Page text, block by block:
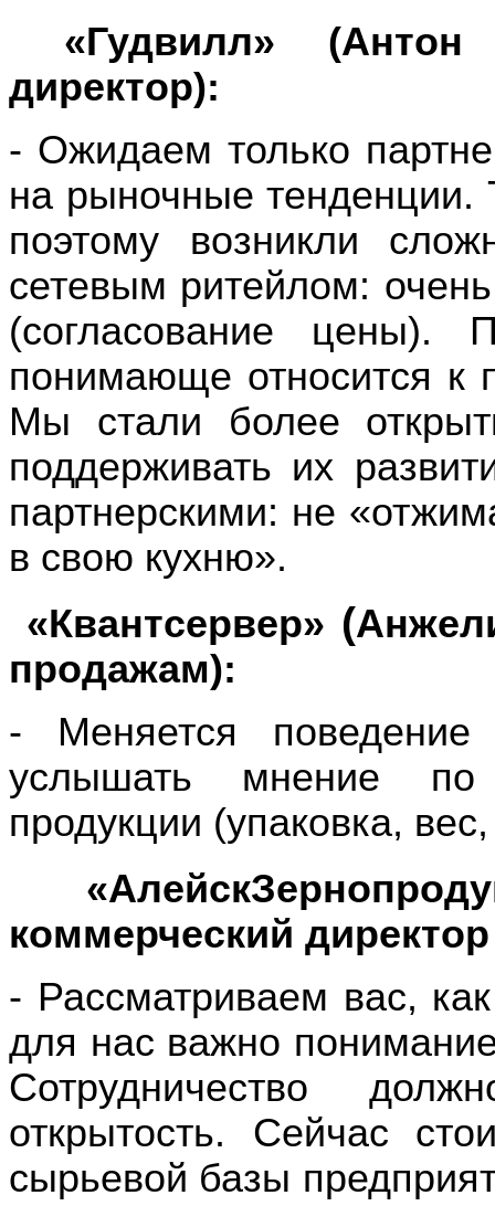
«Гудвилл»
директор):
- Ожидаем только
на рыночные
поэтому возникли
сетевым ритейлом:
(согласование
понимающе относится к
Мы стали более
поддерживать их
партнерскими: не
в свою кухню».
«Квантсервер» (
продажам):
- Меняется поведение
услышать мнение
продукции (упаковка,
коммерческий
- Рассматриваем вас,
для нас важно
Сотрудничество
открытость. Сейчас
сырьевой базы